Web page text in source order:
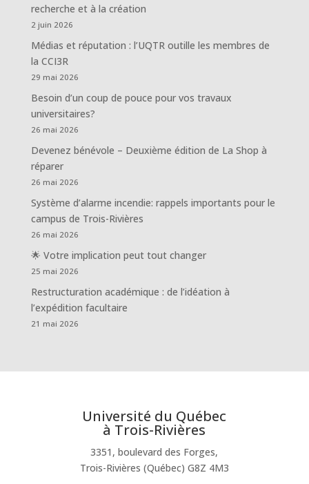
recherche et à la création
2 juin 2026
Médias et réputation : l’UQTR outille les membres de
la CCI3R
29 mai 2026
Besoin d’un coup de pouce pour vos travaux
universitaires?
26 mai 2026
Devenez bénévole – Deuxième édition de La Shop à
réparer
26 mai 2026
Système d’alarme incendie: rappels importants pour le
campus de Trois-Rivières
26 mai 2026
🌟 Votre implication peut tout changer
25 mai 2026
Restructuration académique : de l’idéation à
l’expédition facultaire
21 mai 2026
Université du Québec
à Trois-Rivières
3351, boulevard des Forges,
Trois-Rivières (Québec) G8Z 4M3